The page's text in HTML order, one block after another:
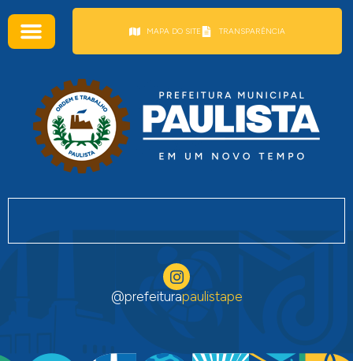
MAPA DO SITE TRANSPARÊNCIA
@prefeiturapaulistape